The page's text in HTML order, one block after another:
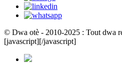
© Dwa otè - 2010-2025 : Tout dwa
[javascript][/javascript]